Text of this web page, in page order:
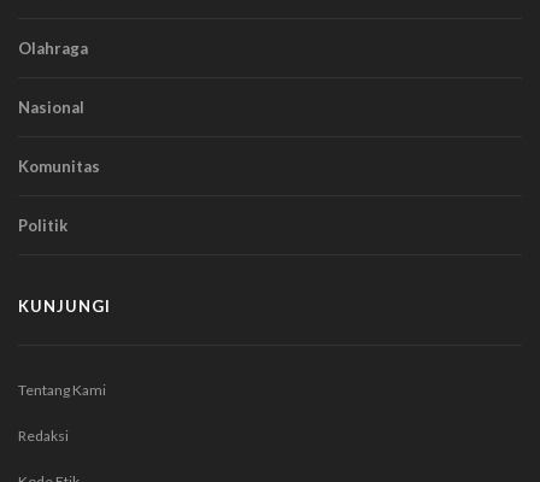
Olahraga
Nasional
Komunitas
Politik
KUNJUNGI
Tentang Kami
Redaksi